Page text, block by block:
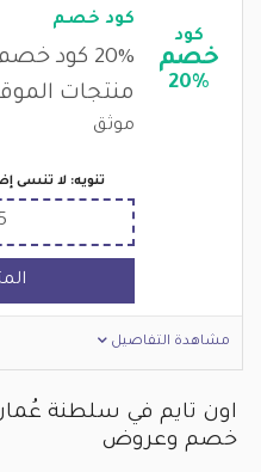
كود
خصم
20%
كود خصم
20% كود
منتجات
موثق
تنويه: لا تنسى
مشاهدة التفاصيل
اون تايم في سلطنة
خصم وعروض